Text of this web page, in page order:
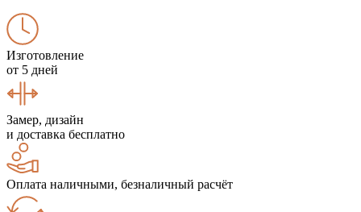
Изготовление
от 5 дней
Замер, дизайн
и доставка бесплатно
Оплата наличными, безналичный расчёт